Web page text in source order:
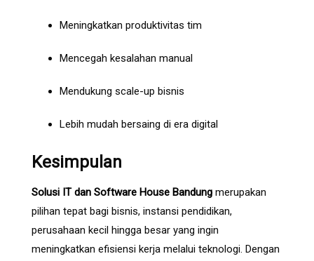
Meningkatkan produktivitas tim
Mencegah kesalahan manual
Mendukung scale-up bisnis
Lebih mudah bersaing di era digital
Kesimpulan
Solusi IT dan Software House Bandung merupakan
pilihan tepat bagi bisnis, instansi pendidikan,
perusahaan kecil hingga besar yang ingin
meningkatkan efisiensi kerja melalui teknologi. Dengan